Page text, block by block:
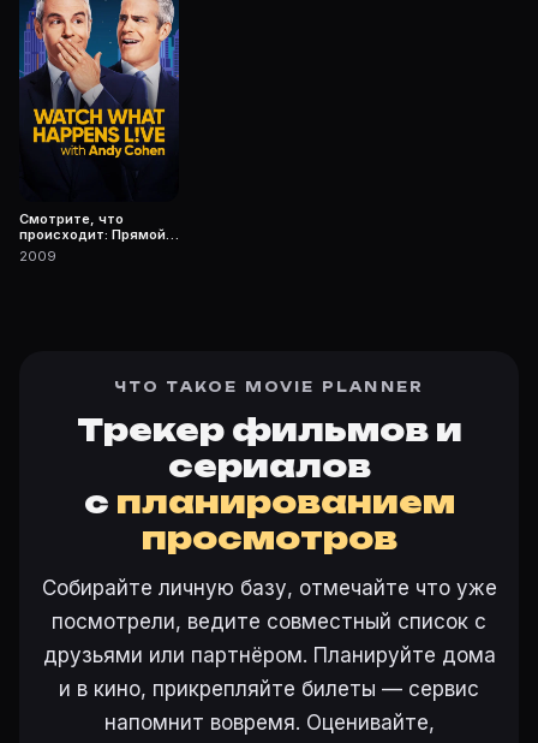
Смотрите, что
происходит: Прямой
эфир
2009
ЧТО ТАКОЕ MOVIE PLANNER
Трекер фильмов и
сериалов
с планированием
просмотров
Собирайте личную базу, отмечайте что уже
посмотрели, ведите совместный список с
друзьями или партнёром. Планируйте дома
и в кино, прикрепляйте билеты — сервис
напомнит вовремя. Оценивайте,